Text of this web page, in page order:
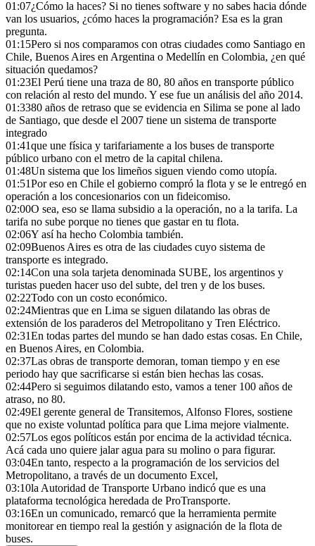
01:07¿Cómo la haces? Si no tienes software y no sabes hacia dónde
van los usuarios, ¿cómo haces la programación? Esa es la gran
pregunta.
01:15Pero si nos comparamos con otras ciudades como Santiago en
Chile, Buenos Aires en Argentina o Medellín en Colombia, ¿en qué
situación quedamos?
01:23El Perú tiene una traza de 80, 80 años en transporte público
con relación al resto del mundo. Y ese fue un análisis del año 2014.
01:3380 años de retraso que se evidencia en Silima se pone al lado
de Santiago, que desde el 2007 tiene un sistema de transporte
integrado
01:41que une física y tarifariamente a los buses de transporte
público urbano con el metro de la capital chilena.
01:48Un sistema que los limeños siguen viendo como utopía.
01:51Por eso en Chile el gobierno compró la flota y se le entregó en
operación a los concesionarios con un fideicomiso.
02:00O sea, eso se llama subsidio a la operación, no a la tarifa. La
tarifa no sube porque no tienes que gastar en tu flota.
02:06Y así ha hecho Colombia también.
02:09Buenos Aires es otra de las ciudades cuyo sistema de
transporte es integrado.
02:14Con una sola tarjeta denominada SUBE, los argentinos y
turistas pueden hacer uso del subte, del tren y de los buses.
02:22Todo con un costo económico.
02:24Mientras que en Lima se siguen dilatando las obras de
extensión de los paraderos del Metropolitano y Tren Eléctrico.
02:31En todas partes del mundo se han dado estas cosas. En Chile,
en Buenos Aires, en Colombia.
02:37Las obras de transporte demoran, toman tiempo y en ese
periodo hay que sacrificarse si están bien hechas las cosas.
02:44Pero si seguimos dilatando esto, vamos a tener 100 años de
atraso, no 80.
02:49El gerente general de Transitemos, Alfonso Flores, sostiene
que no existe voluntad política para que Lima mejore vialmente.
02:57Los egos políticos están por encima de la actividad técnica.
Acá cada uno quiere jalar agua para su molino o para figurar.
03:04En tanto, respecto a la programación de los servicios del
Metropolitano, a través de un documento Excel,
03:10la Autoridad de Transporte Urbano indicó que es una
plataforma tecnológica heredada de ProTransporte.
03:16En un comunicado, remarcó que la herramienta permite
monitorear en tiempo real la gestión y asignación de la flota de
buses.